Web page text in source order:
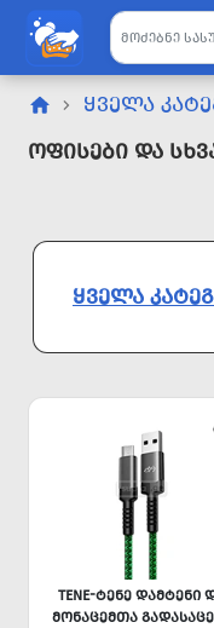
ᲧᲕᲔᲚᲐ
Ოფისები Და
ᲧᲕᲔᲚᲐ
TENE-ᲢᲔᲜᲔ ᲓᲐᲛᲢᲔᲜᲘ
ᲛᲝᲜᲐᲪᲔᲛᲗᲐ